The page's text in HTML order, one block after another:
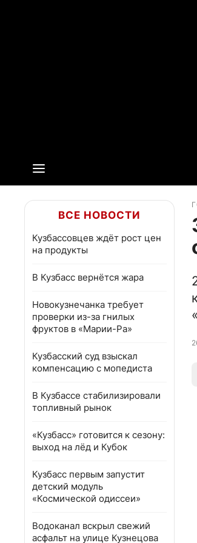
ВСЕ НОВОСТИ
Кузбассовцев ждёт рост цен
на продукты
В Кузбасс вернётся жара
Новокузнечанка требует
проверки из-за гнилых
фруктов в «Марии-Ра»
Кузбасский суд взыскал
компенсацию с мопедиста
В Кузбассе стабилизировали
топливный рынок
«Кузбасс» готовится к сезону:
выход на лёд и Кубок
Кузбасс первым запустит
детский модуль
«Космической одиссеи»
Водоканал вскрыл свежий
асфальт на улице Кузнецова